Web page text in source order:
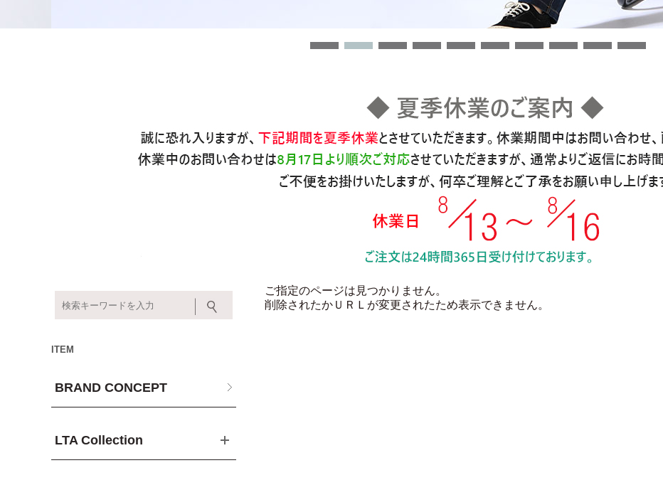
ご指定のページは見つかりません。
削除されたかＵＲＬが変更されたため表示できません。
ITEM
BRAND CONCEPT
LTA Collection